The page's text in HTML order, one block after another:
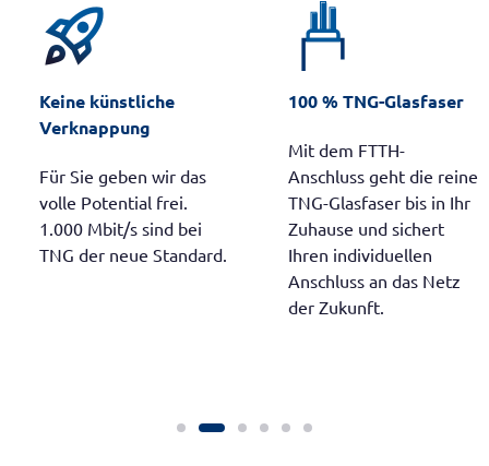
rocket_launch
Keine künstliche
Verknappung
Für Sie geben wir das
volle Potential frei.
1.000 Mbit/s sind bei
TNG der neue Standard.
100 % TNG-Glasfaser
Mit dem FTTH-
Anschluss geht die reine
TNG-Glasfaser bis in Ihr
Zuhause und sichert
Ihren individuellen
Anschluss an das Netz
der Zukunft.